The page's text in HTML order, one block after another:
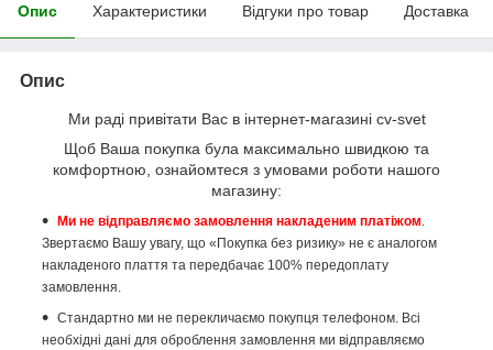
Опис Характеристики Відгуки про товар Доставка
Опис
Ми раді привітати Вас в інтернет-магазині cv-svet
Щоб Ваша покупка була максимально швидкою та
комфортною, ознайомтеся з умовами роботи нашого
магазину:
Ми не відправляємо замовлення накладеним платіжом
Звертаємо Вашу увагу, що «Покупка без ризику» не є аналогом
накладеного плаття та передбачає 100% передоплату
замовлення.
Стандартно ми не перекличаємо покупця телефоном. Всі
необхідні дані для оброблення замовлення ми відправляємо